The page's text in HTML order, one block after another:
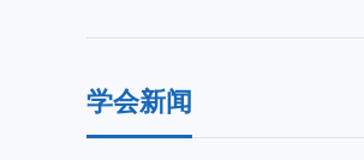
学会新闻